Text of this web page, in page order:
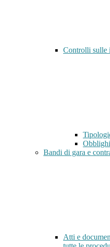
Controlli sulle
Bandi di gara e
Atti e